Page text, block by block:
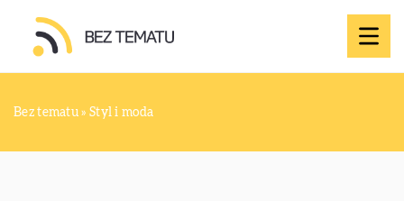
Bez tematu » Styl i moda